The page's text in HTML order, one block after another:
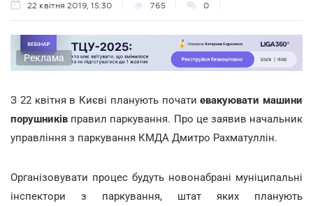
22 квітня 2019, 15:30 765 0
Реклама
З 22 квітня в Києві планують почати евакуювати машини
порушників правил паркування. Про це заявив начальник
управління з паркування КМДА Дмитро Рахматуллін.
Організовувати процес будуть новонабрані муніципальні
інспектори з паркування, штат яких планують